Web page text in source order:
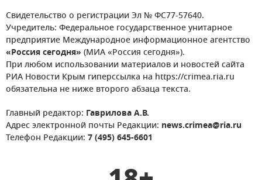
Свидетельство о регистрации Эл № ФС77-57640.
Учредитель: Федеральное государственное унитарное
предприятие Международное информационное агентство
«Россия сегодня» (МИА «Россия сегодня»).
При любом использовании материалов и новостей сайта
РИА Новости Крым гиперссылка на https://crimea.ria.ru
обязательна не ниже второго абзаца текста.
Главный редактор: Гаврилова А.В.
Адрес электронной почты Редакции: news.crimea@ria.ru
Телефон Редакции: 7 (495) 645-6601